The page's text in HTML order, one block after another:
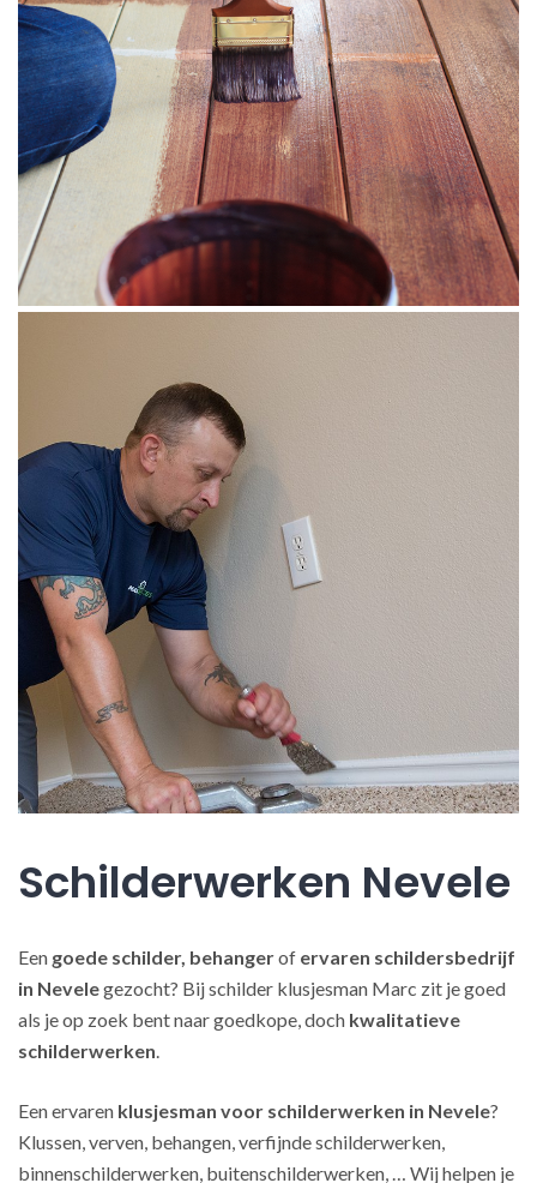
Schilderwerken Nevele
Een goede schilder, behangerof ervaren schildersbedrijf
in Nevelegezocht? Bij schilder klusjesman Marc zit je goed
als je op zoek bent naar goedkope, doch kwalitatieve
schilderwerken.
Een ervaren klusjesman voor schilderwerken in Nevele?
Klussen, verven, behangen, verfijnde schilderwerken,
binnenschilderwerken, buitenschilderwerken, … Wij helpen je